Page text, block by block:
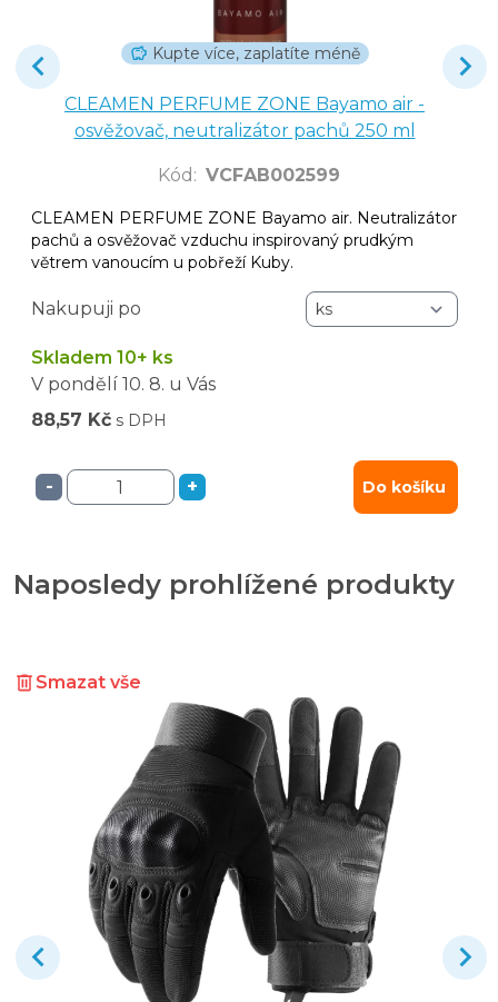
Kupte více, zaplatíte méně
CLEAMEN PERFUME ZONE Bayamo air -
osvěžovač, neutralizátor pachů 250 ml
Kód : VCFAB002599
CLEAMEN PERFUME ZONE Bayamo air. Neutralizátor
pachů a osvěžovač vzduchu inspirovaný prudkým
větrem vanoucím u pobřeží Kuby.
Nakupuji po
Skladem 10+ ks
V pondělí 10. 8. u Vás
88,57 Kč s DPH
- + Do košíku
Naposledy prohlížené produkty
Smazat vše